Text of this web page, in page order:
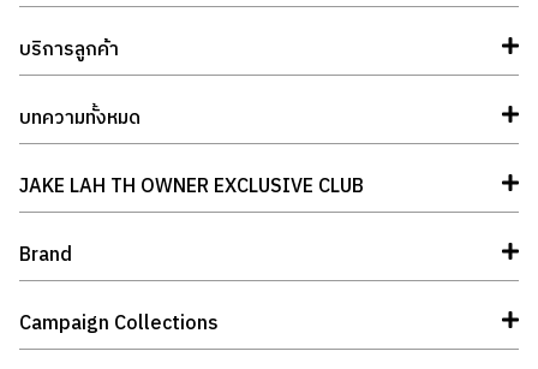
บริการลูกค้า
บทความทั้งหมด
JAKE LAH TH OWNER EXCLUSIVE CLUB
Brand
Campaign Collections